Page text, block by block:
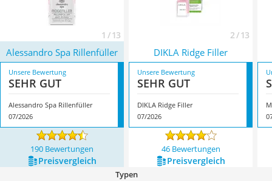
1 / 13 2 / 13
Alessandro Spa Rillenfüller DIKLA Ridge Filler
Unsere Bewertung
SEHR GUT
Alessandro Spa Rillenfüller
07/2026
Unsere Bewertung
SEHR GUT
DIKLA Ridge Filler
07/2026
190 Bewertungen 46 Bewertungen
Preis­vergleich Preis­vergleich
Typen